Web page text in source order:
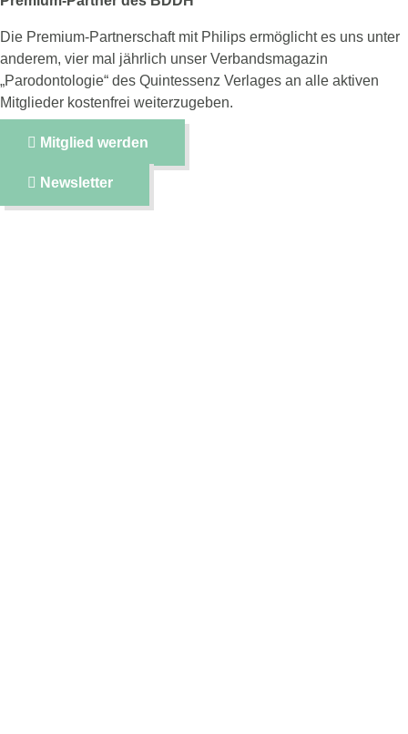
Die Premium-Partnerschaft mit Philips ermöglicht es uns unter
anderem, vier mal jährlich unser Verbandsmagazin
„Parodontologie“ des Quintessenz Verlages an alle aktiven
Mitglieder kostenfrei weiterzugeben.
Mitglied werden
Newsletter